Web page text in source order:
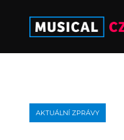
AKTUÁLNÍ ZPRÁVY